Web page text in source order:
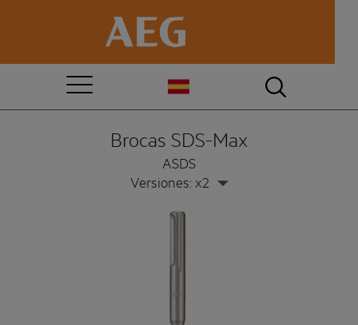
Brocas SDS-Max
ASDS
Versiones: x2